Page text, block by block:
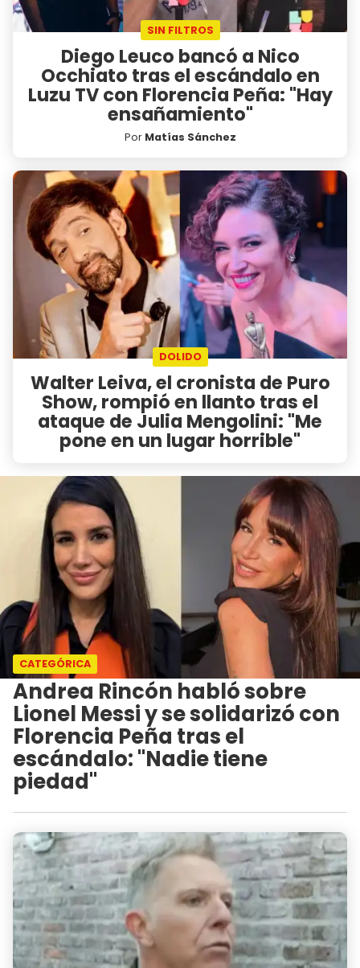
SIN FILTROS
Diego Leuco bancó a Nico
Occhiato tras el escándalo en
Luzu TV con Florencia Peña: "Hay
ensañamiento"
Por Matías Sánchez
DOLIDO
Walter Leiva, el cronista de Puro
Show, rompió en llanto tras el
ataque de Julia Mengolini: "Me
pone en un lugar horrible"
CATEGÓRICA
Andrea Rincón habló sobre
Lionel Messi y se solidarizó con
Florencia Peña tras el
escándalo: "Nadie tiene
piedad"